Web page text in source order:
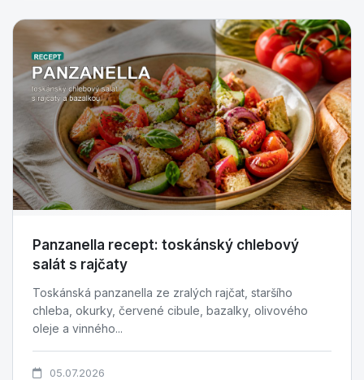
Panzanella recept: toskánský chlebový
salát s rajčaty
Toskánská panzanella ze zralých rajčat, staršího
chleba, okurky, červené cibule, bazalky, olivového
oleje a vinného...
05.07.2026